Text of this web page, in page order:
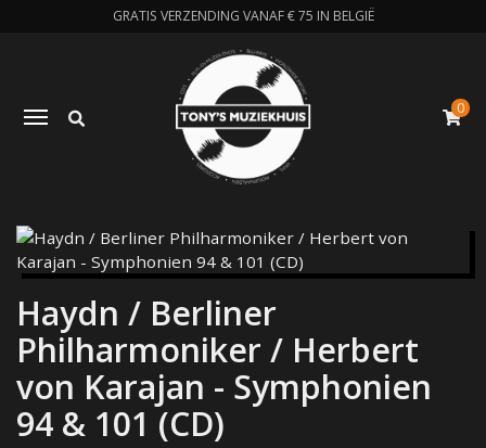
GRATIS VERZENDING VANAF € 75 IN BELGIË
Toggle navigation 0
Haydn / Berliner
Philharmoniker / Herbert
von Karajan - Symphonien
94 & 101 (CD)